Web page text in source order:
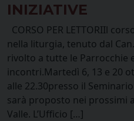
INIZIATIVE
CORSO PER LETTORIIl
nella liturgia, tenuto dal
rivolto a tutte le Parrocchie
incontri.Martedì 6, 13 e 20
alle 22.30presso il
sarà proposto nei prossimi
Valle. L’Ufficio […]